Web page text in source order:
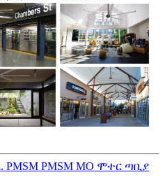
PMSM MO ሞተር ጣቢያ